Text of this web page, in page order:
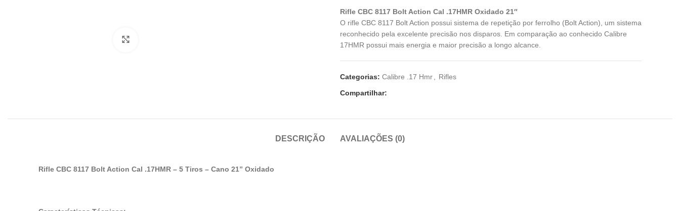
Rifle CBC 8117 Bolt Action Cal .17HMR Oxidado 21″
O rifle CBC 8117 Bolt Action possui sistema de repetição por ferrolho (Bolt Action), um sistema
reconhecido pela excelente precisão nos disparos. Em comparação ao conhecido Calibre
17HMR possui mais energia e maior precisão a longo alcance.
Categorias: Calibre .17 Hmr
Rifles
Compartilhar:
DESCRIÇÃO AVALIAÇÕES (0)
Rifle CBC 8117 Bolt Action Cal .17HMR – 5 Tiros – Cano 21” Oxidado